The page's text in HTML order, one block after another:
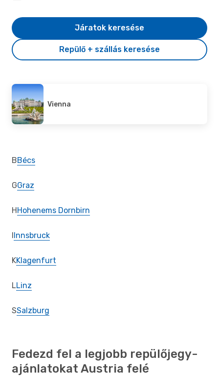
Repülő + szállás keresése
Járatok keresése
Vienna
BBécs
GGraz
HHohenems Dornbirn
IInnsbruck
KKlagenfurt
LLinz
SSalzburg
Fedezd fel a legjobb repülőjegy-
ajánlatokat Austria felé